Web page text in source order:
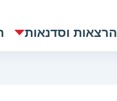
הרצאות וסדנאות